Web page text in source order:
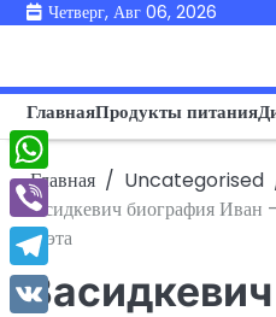
ПерейтиЧетверг, Авг 06, 2026
ГлавнаяПродукты питания
Главная
Uncategorised
Засидкевич биография Иван
поэта
WhatsApp
Viber
Telegram